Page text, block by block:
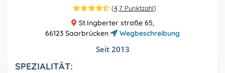
(4,7 Punktzahl)
St.Ingberter straße 65,
66123 Saarbrücken
Wegbeschreibung
Seit 2013
SPEZIALITÄT: